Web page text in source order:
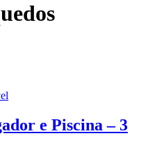
e Piscina – 3